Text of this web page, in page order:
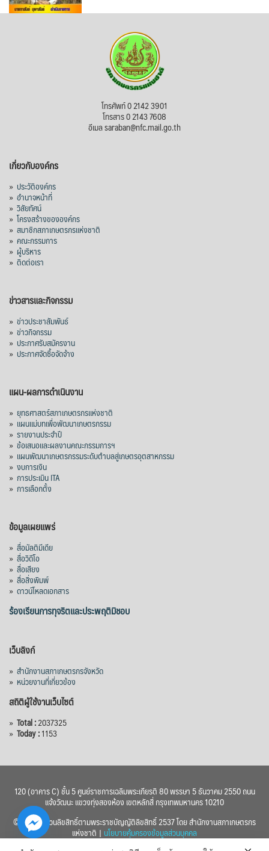
โทรศัพท์ 0 2142 3901
โทรสาร 0 2143 7608
อีเมล saraban@nfc.mail.go.th
เกี่ยวกับองค์กร
» ประวัติองค์กร
» อำนาจหน้าที่
» วิสัยทัศน์
» โครงสร้างขององค์กร
» สมาชิกสภาเกษตรกรแห่งชาติ
» คณะกรรมการ
» ผู้บริหาร
» ติดต่อเรา
ข่าวสารและกิจกรรม
» ข่าวประชาสัมพันธ์
» ข่าวกิจกรรม
» ประกาศรับสมัครงาน
» ประกาศจัดซื้อจัดจ้าง
แผน-ผลการดำเนินงาน
» ยุทธศาสตร์สภาเกษตรกรแห่งชาติ
» แผนแม่บทเพื่อพัฒนาเกษตรกรรม
» รายงานประจำปี
» ข้อเสนอและผลงานคณะกรรมการฯ
» แผนพัฒนาเกษตรกรรมระดับตำบลสู่เกษตรอุตสาหกรรม
» งบการเงิน
» การประเมิน ITA
» การเลือกตั้ง
ข้อมูลเผยแพร่
» สื่อมัลติมีเดีย
» สื่อวิดีโอ
» สื่อเสียง
» สื่อสิ่งพิมพ์
» ดาวน์โหลดเอกสาร
ร้องเรียนการทุจริตและประพฤติมิชอบ
เว็บลิงก์
» สำนักงานสภาเกษตรกรจังหวัด
» หน่วยงานที่เกี่ยวข้อง
สถิติผู้ใช้งานเว็บไซต์
» Total :2037325
» Today :1153
120 (อาคาร C) ชั้น 5 ศูนย์ราชการเฉลิมพระเกียรติ 80 พรรษา 5 ธันวาคม 2550 ถนน
แจ้งวัฒนะ แขวงทุ่งสองห้อง เขตหลักสี่ กรุงเทพมหานคร 10210
© 2560 สงวนลิขสิทธิ์ตามพระราชบัญญัติลิขสิทธิ์ 2537 โดย สำนักงานสภาเกษตรกร
แห่งชาติ | นโยบายคุ้มครองข้อมูลส่วนบุคคล